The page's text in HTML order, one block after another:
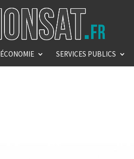
ÉCONOMIE SERVICES PUBLICS